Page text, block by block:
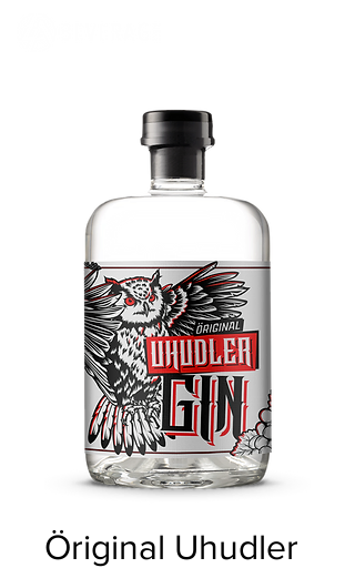
Öriginal Uhudler